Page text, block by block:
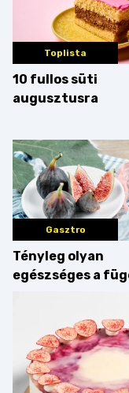
Toplista
10 fullos süti
augusztusra
Gasztro
Tényleg olyan
egészséges a